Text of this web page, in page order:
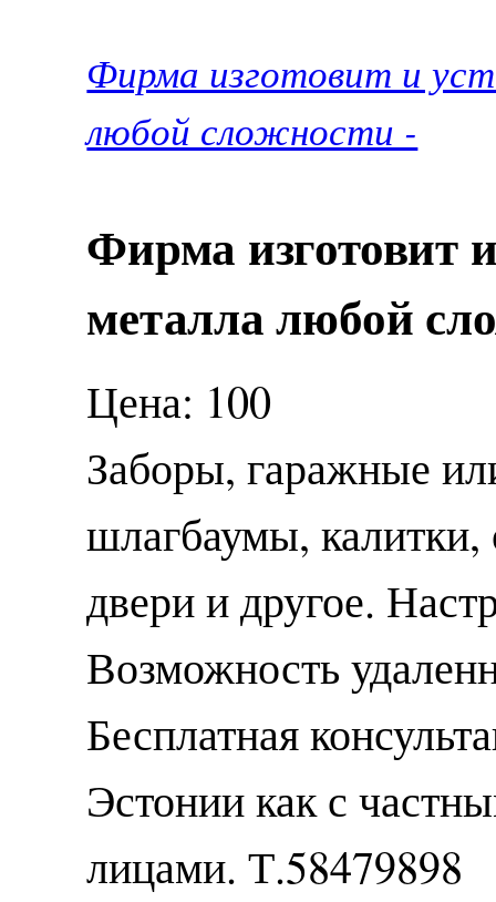
Фирма изготовит и
любой сложности -
Фирма изготовит
металла любой
Цена: 100
Заборы, гаражные
шлагбаумы,
двери и другое.
Возможность
Бесплатная
Эстонии как с
лицами. Т.58479898